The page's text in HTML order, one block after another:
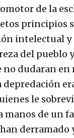
de la
principios
intelectual
del pueblo
no dudaran
depredación
le
de un